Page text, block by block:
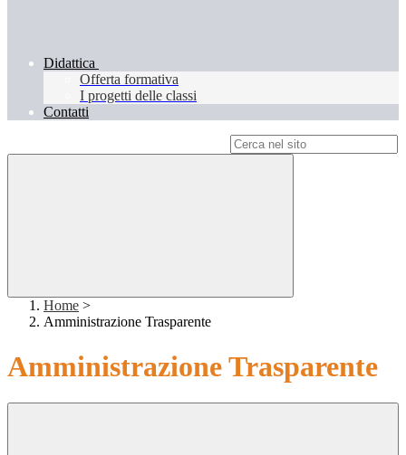
Didattica
Offerta formativa
I progetti delle classi
Contatti
Home >
Amministrazione Trasparente
Amministrazione Trasparente